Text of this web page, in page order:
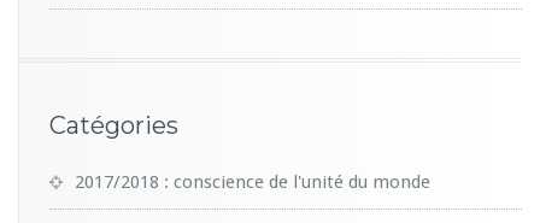
Catégories
2017/2018 : conscience de l'unité du monde